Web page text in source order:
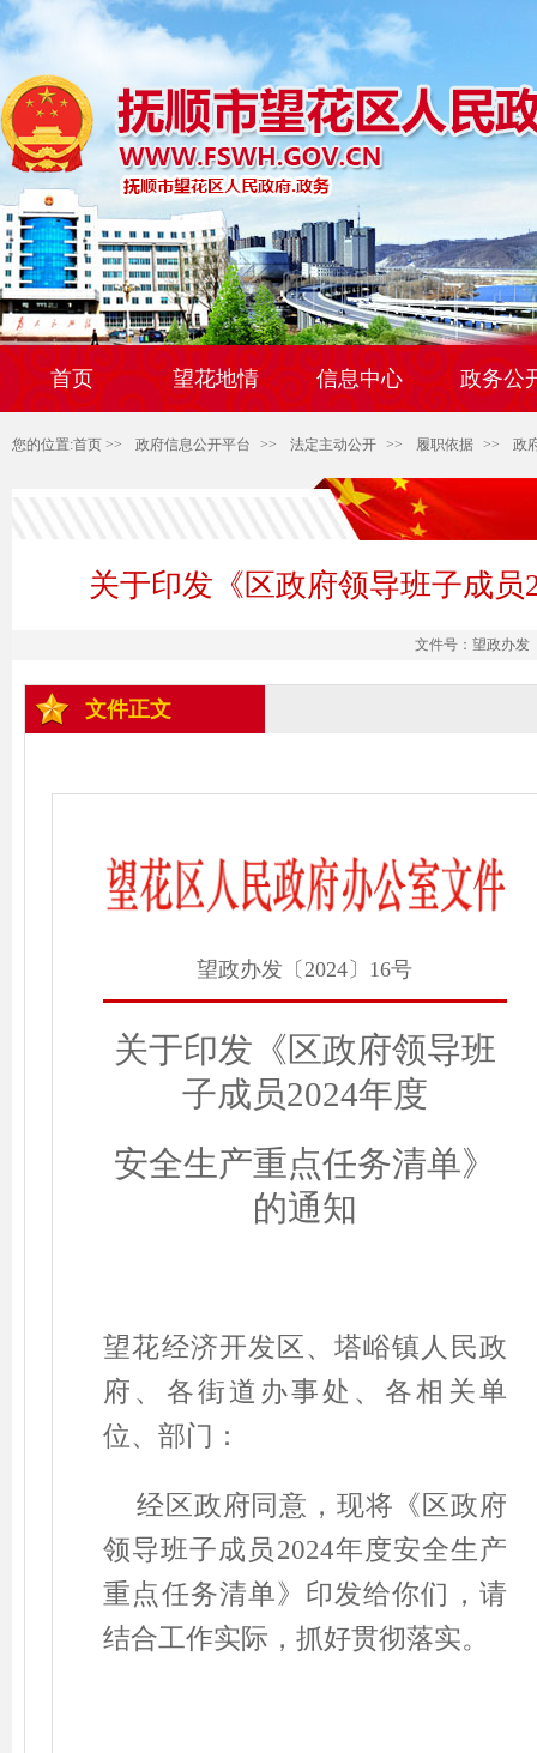
首页 望花地情 信息中心 政务公
您的位置:首页 >> 政府信息公开平台 >> 法定主动公开 >> 履职依据 >> 政
关于印发《区政府领导班子成
文件号：望政办发
文件正文
望政办发〔2024〕16号
关于印发《区政府领导班
子成员2024年度
安全生产重点任务清单》
的通知
望花经济开发区、塔峪镇人民政
府、各街道办事处、各相关单
位、部门 ：
经区政府同意，现将 《 区政府
领导班子成员 2024年度安全生产
重点任务清单》印发给你们，请
结合工作实际，抓好贯彻落实。